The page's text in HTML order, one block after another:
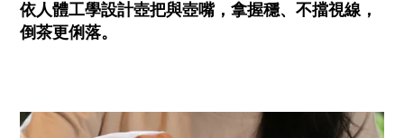
依人體工學設計壺把與壺嘴，拿握穩、不擋視線，
倒茶更俐落。